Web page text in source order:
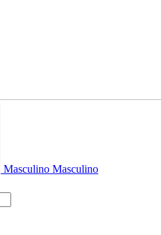
Masculino Masculino